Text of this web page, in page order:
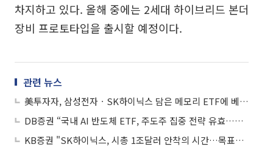
차지하고 있다. 올해 중에는 2세대 하이브리드 본더
장비 프로토타입을 출시할 예정이다.
관련 뉴스
美투자자, 삼성전자ㆍSK하이닉스 담은 메모리 ETF에 베팅…ARK 자산 규모 추월
DB증권 “국내 AI 반도체 ETF, 주도주 집중 전략 유효…SK하이닉스 비중 주목”
KB증권 "SK하이닉스, 시총 1조달러 안착의 시간…목표가 300만원"